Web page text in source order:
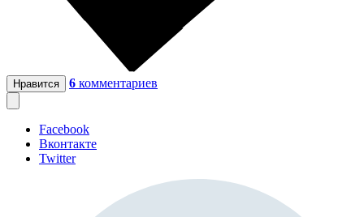
Нравится 6 комментариев
Facebook
Вконтакте
Twitter